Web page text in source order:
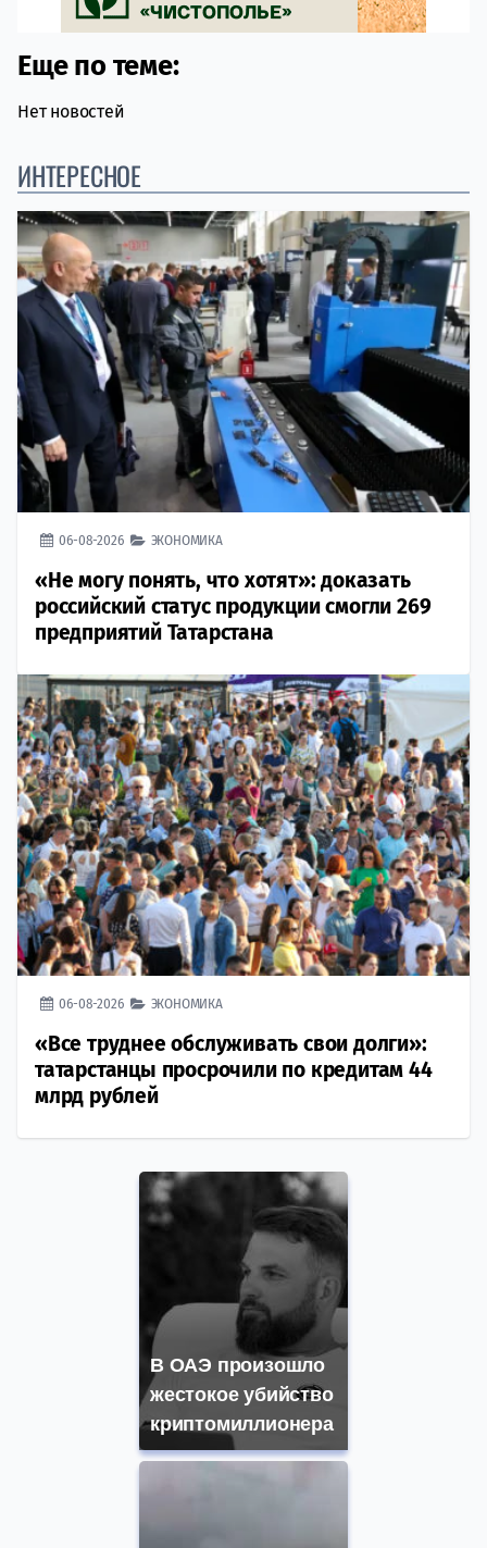
Еще по теме:
Нет новостей
ИНТЕРЕСНОЕ
06-08-2026 ЭКОНОМИКА
«Не могу понять, что хотят»: доказать
российский статус продукции смогли 269
предприятий Татарстана
06-08-2026 ЭКОНОМИКА
«Все труднее обслуживать свои долги»:
татарстанцы просрочили по кредитам 44
млрд рублей
В ОАЭ произошло
жестокое убийство
криптомиллионера